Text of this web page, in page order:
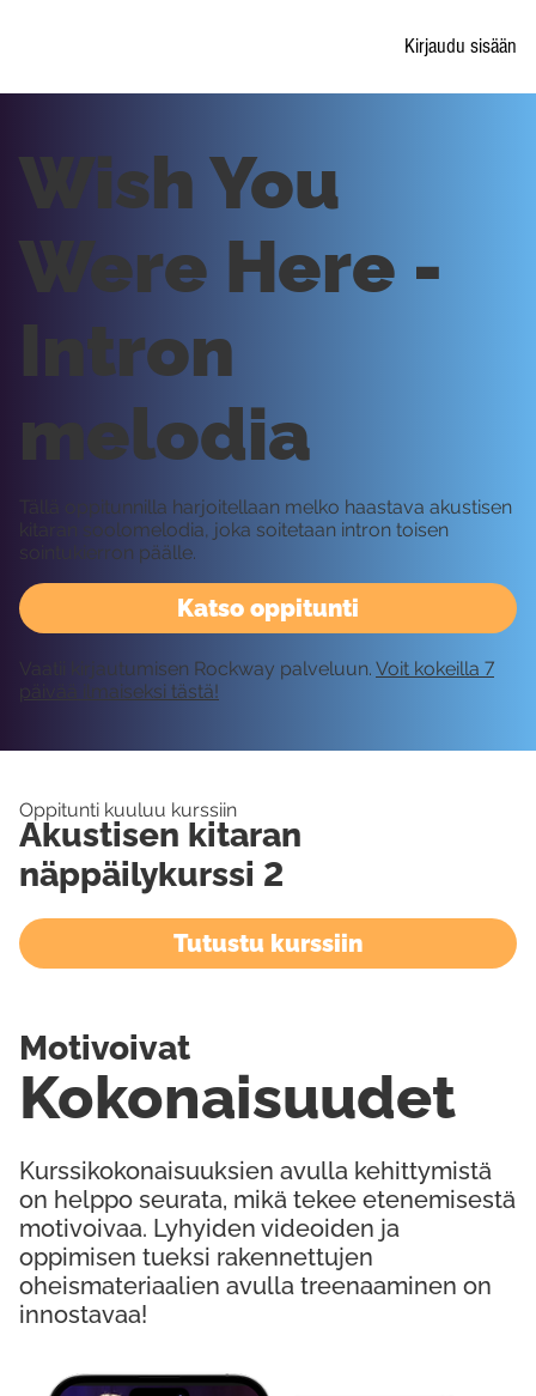
Kirjaudu sisään
Katso oppitunti
Wish You
Were Here -
Intron
melodia
Tällä oppitunnilla harjoitellaan melko haastava akustisen
kitaran soolomelodia, joka soitetaan intron toisen
sointukierron päälle.
Vaatii kirjautumisen Rockway palveluun. Voit kokeilla 7
päivää ilmaiseksi tästä!
Oppitunti kuuluu kurssiin
Akustisen kitaran
näppäilykurssi 2
Tutustu kurssiin
Kurssikokonaisuuksien avulla kehittymistä
on helppo seurata, mikä tekee etenemisestä
motivoivaa. Lyhyiden videoiden ja
oppimisen tueksi rakennettujen
oheismateriaalien avulla treenaaminen on
innostavaa!
Kokonaisuudet
Motivoivat